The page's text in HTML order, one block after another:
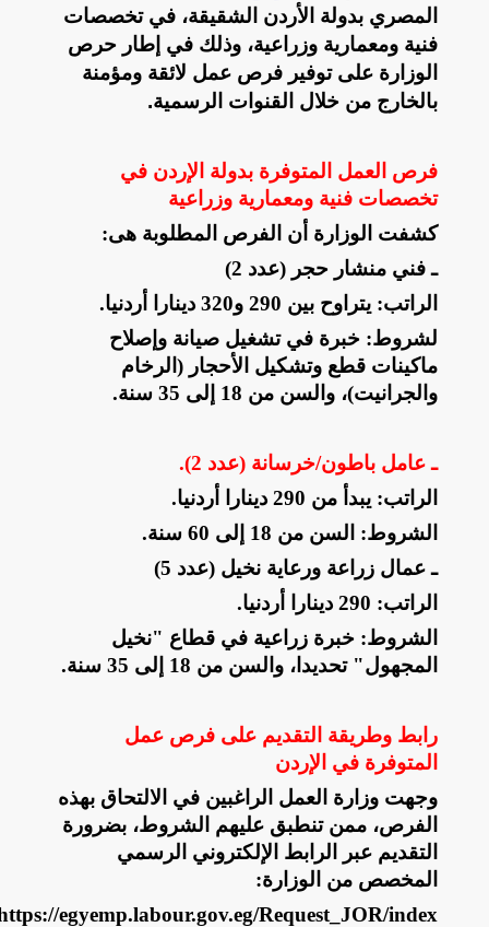
المصري بدولة الأردن الشقيقة، في تخصصات
فنية ومعمارية وزراعية، وذلك في إطار حرص
الوزارة على توفير فرص عمل لائقة ومؤمنة
بالخارج من خلال القنوات الرسمية.
فرص العمل المتوفرة بدولة الإردن في
تخصصات فنية ومعمارية وزراعية
كشفت الوزارة أن الفرص المطلوبة هى:
ـفني منشار حجر (عدد 2)
الراتب: يتراوح بين 290 و320 دينارا أردنيا
.
لشروط: خبرة في تشغيل صيانة وإصلاح
ماكينات قطع وتشكيل الأحجار (الرخام
والجرانيت)، والسن من 18 إلى 35 سنة
.
ـعامل باطون/خرسانة (عدد 2)
.
الراتب: يبدأ من 290 دينارا أردنيا
.
الشروط: السن من 18 إلى 60 سنة
.
ـعمال زراعة ورعاية نخيل (عدد 5)
الراتب: 290 دينارا أردنيا
.
الشروط: خبرة زراعية في قطاع "نخيل
المجهول" تحديدا، والسن من 18 إلى 35 سنة
.
رابط وطريقة التقديم على فرص عمل
المتوفرة في الإردن
وجهت وزارة العمل الراغبين في الالتحاق بهذه
الفرص، ممن تنطبق عليهم الشروط، بضرورة
التقديم عبر الرابط الإلكتروني الرسمي
المخصص من الوزارة:
egyemp.labour.gov.eg/Request_JOR/index